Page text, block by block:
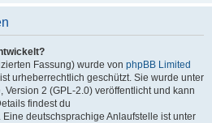
Fassung) wurde von phpBB Limited
urheberrechtlich geschützt. Sie wurde unter
2 (GPL-2.0) veröffentlicht und kann
findest du
. Eine deutschsprachige Anlaufstelle ist unter